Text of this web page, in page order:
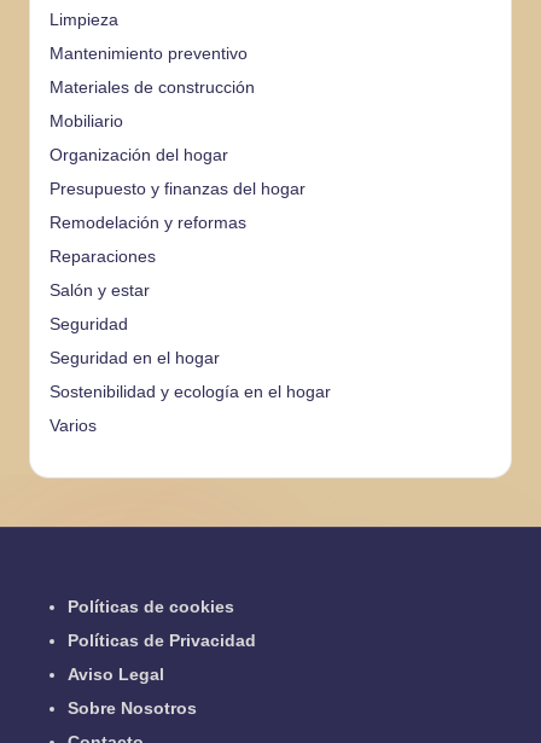
Limpieza
Mantenimiento preventivo
Materiales de construcción
Mobiliario
Organización del hogar
Presupuesto y finanzas del hogar
Remodelación y reformas
Reparaciones
Salón y estar
Seguridad
Seguridad en el hogar
Sostenibilidad y ecología en el hogar
Varios
Políticas de cookies
Políticas de Privacidad
Aviso Legal
Sobre Nosotros